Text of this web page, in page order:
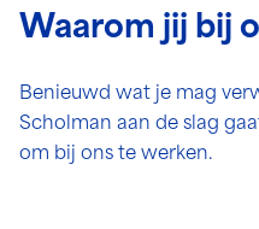
Waarom jij bij
Benieuwd wat je mag
Scholman aan de slag
om bij ons te werken.